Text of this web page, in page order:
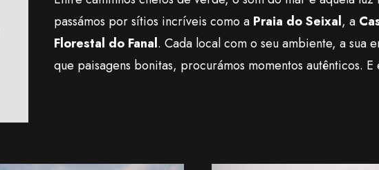
passámos por sítios incríveis como a Praia do Seixal, a
Florestal do Fanal. Cada local com o seu ambiente, a sua
que paisagens bonitas, procurámos momentos autênticos. E